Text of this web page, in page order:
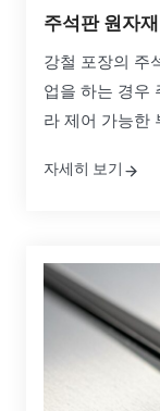
주석판 원자
강철 포장의 주
업을 하는 경우
라 제어 가능한
코팅 중량 옵
자세히 보기